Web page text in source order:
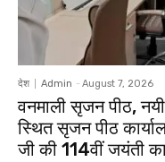
देश Admin - August 7, 2026
वनमाली सृजन पीठ,
स्थित सृजन पीठ
जी की 114वीं जयंती